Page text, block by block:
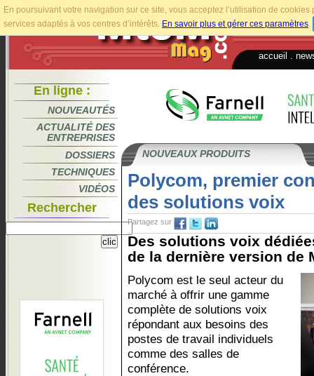
En poursuivant votre navigation sur ce site, vous acceptez l’utilisation de
services adaptés à vos centres d’intérêts. En savoir plus et gérer ces paramètres.
accueil
En ligne :
NOUVEAUTÉS
ACTUALITÉ DES
ENTREPRISES
DOSSIERS
TECHNIQUES
VIDÉOS
Rechercher
NOUVEAUX PRODUITS
Polycom, premier
des solutions voix
Partagez sur
Des solutions voix
de la dernière version de
Polycom est le seul acteur du
marché à offrir une gamme
complète de solutions voix
répondant aux besoins des
postes de travail individuels
comme des salles de
conférence.